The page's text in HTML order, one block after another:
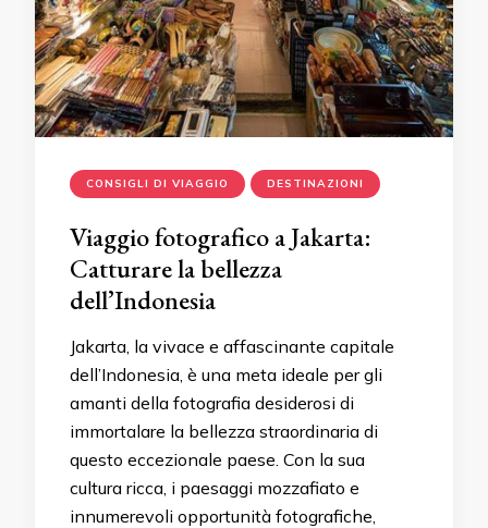
CONSIGLI DI VIAGGIO DESTINAZIONI
Viaggio fotografico a Jakarta:
Catturare la bellezza
dell’Indonesia
Jakarta, la vivace e affascinante capitale
dell’Indonesia, è una meta ideale per gli
amanti della fotografia desiderosi di
immortalare la bellezza straordinaria di
questo eccezionale paese. Con la sua
cultura ricca, i paesaggi mozzafiato e
innumerevoli opportunità fotografiche,